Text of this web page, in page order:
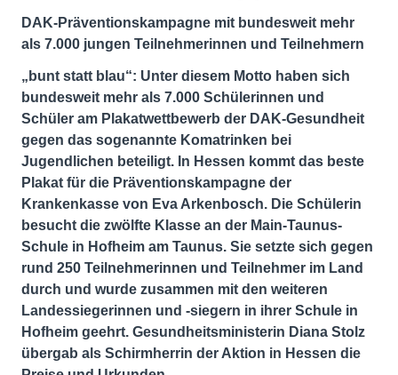
DAK-Präventionskampagne mit bundesweit mehr
als 7.000 jungen Teilnehmerinnen und Teilnehmern
„bunt statt blau“: Unter diesem Motto haben sich
bundesweit mehr als 7.000 Schülerinnen und
Schüler am Plakatwettbewerb der DAK-Gesundheit
gegen das sogenannte Komatrinken bei
Jugendlichen beteiligt. In Hessen kommt das beste
Plakat für die Präventionskampagne der
Krankenkasse von Eva Arkenbosch. Die Schülerin
besucht die zwölfte Klasse an der Main-Taunus-
Schule in Hofheim am Taunus. Sie setzte sich gegen
rund 250 Teilnehmerinnen und Teilnehmer im Land
durch und wurde zusammen mit den weiteren
Landessiegerinnen und -siegern in ihrer Schule in
Hofheim geehrt. Gesundheitsministerin Diana Stolz
übergab als Schirmherrin der Aktion in Hessen die